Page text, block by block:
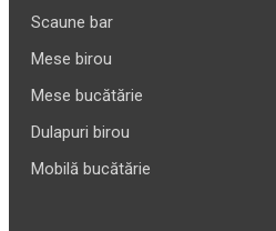
Scaune bar
Mese birou
Mese bucătărie
Dulapuri birou
Mobilă bucătărie